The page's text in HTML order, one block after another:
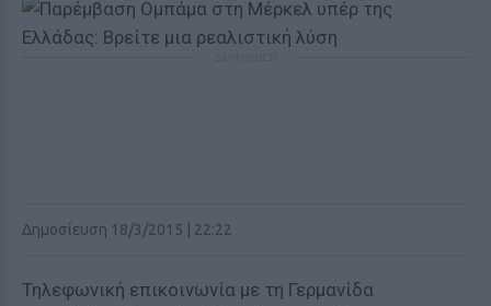
Δημοσίευση 18/3/2015 | 22:22
Τηλεφωνική επικοινωνία με τη Γερμανίδα